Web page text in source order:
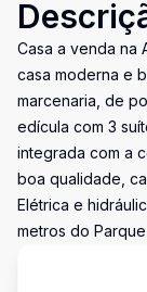
Casa a venda na
casa moderna e
marcenaria, de
edícula com 3
integrada com a
boa qualidade,
Elétrica e
metros do